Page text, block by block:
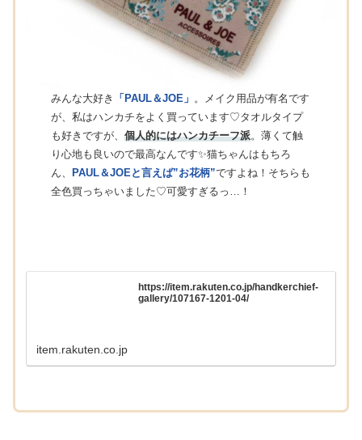
みんな大好き 「PAUL＆JOE」 。メイク用品が有名です
が、私はハンカチをよく買っています♡タオルタイプ
も好きですが、 個人的にはハンカチーフ派。薄くて触
り心地も良いので最高なんです✨猫ちゃんはもちろ
ん、
PAUL＆JOEと言えば”お花柄”ですよね！そちらも
全色買っちゃいました♡可愛すぎるっ…！
https://item.rakuten.co.jp/handkerchief-
gallery/107167-1201-04/
item.rakuten.co.jp